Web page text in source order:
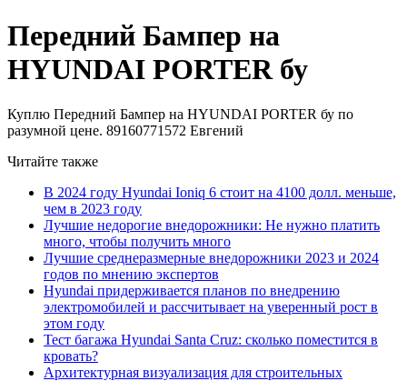
Передний Бампер на
HYUNDAI PORTER бу
Куплю Передний Бампер на HYUNDAI PORTER бу по
разумной цене. 89160771572 Евгений
Читайте также
В 2024 году Hyundai Ioniq 6 стоит на 4100 долл. меньше,
чем в 2023 году
Лучшие недорогие внедорожники: Не нужно платить
много, чтобы получить много
Лучшие среднеразмерные внедорожники 2023 и 2024
годов по мнению экспертов
Hyundai придерживается планов по внедрению
электромобилей и рассчитывает на уверенный рост в
этом году
Тест багажа Hyundai Santa Cruz: сколько поместится в
кровать?
Архитектурная визуализация для строительных